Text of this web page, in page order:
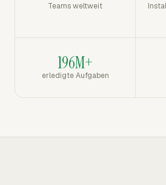
Teams weltweit
196M+
erledigte Aufgaben